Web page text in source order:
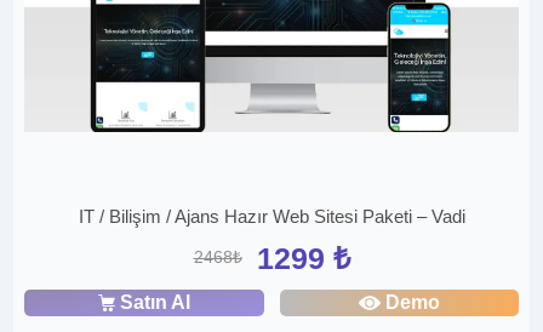
IT / Bilişim / Ajans Hazır Web Sitesi Paketi – Vadi
2468₺ 1299 ₺
Satın Al Demo